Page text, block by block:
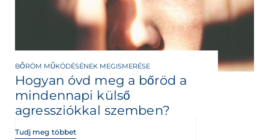
BŐRÖM MŰKÖDÉSÉNEK MEGISMERÉSE
Hogyan óvd meg a bőröd a
mindennapi külső
agressziókkal szemben?
Tudj meg többet